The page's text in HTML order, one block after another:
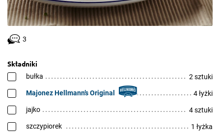
3
Składniki
bułka 2 sztuki
Majonez Hellmann’s Original 4 łyżki
jajko 4 sztuki
szczypiorek 1 łyżka